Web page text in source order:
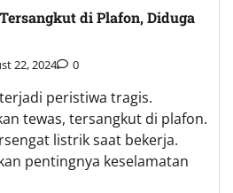
di Plafon, Diduga
22, 2024 0
peristiwa tragis.
tewas, tersangkut di plafon.
listrik saat bekerja.
pentingnya keselamatan